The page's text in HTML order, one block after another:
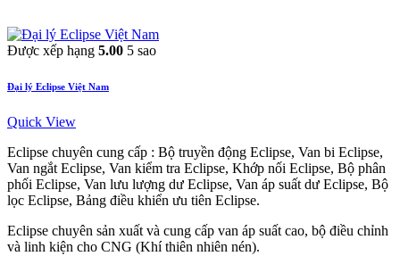
Được xếp hạng 5.00 5 sao
Đại lý Eclipse Việt Nam
Quick View
Eclipse chuyên cung cấp : Bộ truyền động Eclipse, Van bi Eclipse,
Van ngắt Eclipse, Van kiểm tra Eclipse, Khớp nối Eclipse, Bộ phân
phối Eclipse, Van lưu lượng dư Eclipse, Van áp suất dư Eclipse, Bộ
lọc Eclipse, Bảng điều khiển ưu tiên Eclipse.
Eclipse chuyên sản xuất và cung cấp van áp suất cao, bộ điều chỉnh
và linh kiện cho CNG (Khí thiên nhiên nén).